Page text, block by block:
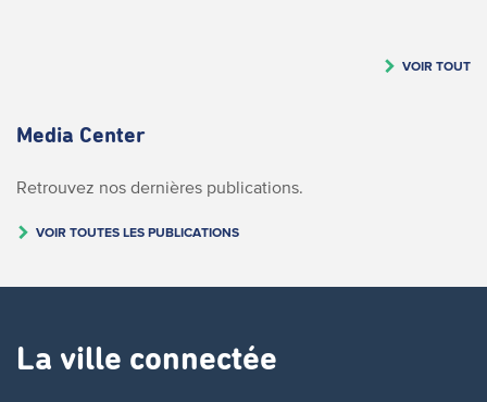
VOIR TOUT
Media Center
Retrouvez nos dernières publications.
VOIR TOUTES LES PUBLICATIONS
La ville connectée